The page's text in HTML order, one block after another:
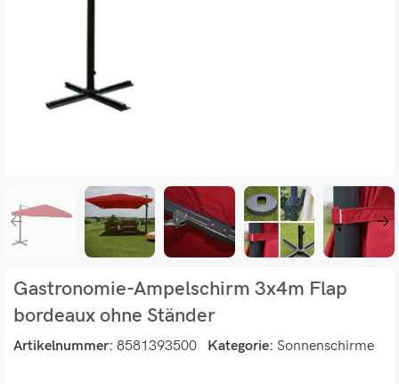
Gastronomie-Ampelschirm 3x4m Flap
bordeaux ohne Ständer
Artikelnummer: 8581393500 Kategorie: Sonnenschirme